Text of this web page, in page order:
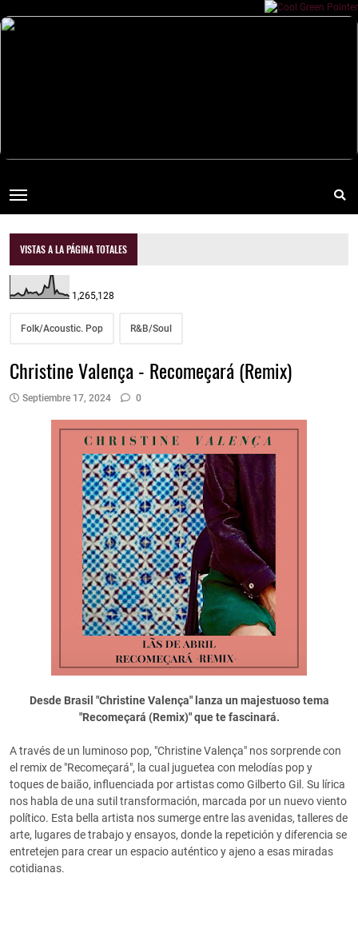
VISTAS A LA PÁGINA TOTALES
1,265,128
Folk/Acoustic. Pop R&B/Soul
Christine Valença - Recomeçará (Remix)
Septiembre 17, 2024 0
Desde Brasil "Christine Valença" lanza un majestuoso tema
"Recomeçará (Remix)" que te fascinará.
A través de un luminoso pop, "Christine Valença" nos sorprende con
el remix de "Recomeçará", la cual juguetea con melodías pop y
toques de baião, influenciada por artistas como Gilberto Gil. Su lírica
nos habla de una sutil transformación, marcada por un nuevo viento
político. Esta bella artista nos sumerge entre las avenidas, talleres de
arte, lugares de trabajo y ensayos, donde la repetición y diferencia se
entretejen para crear un espacio auténtico y ajeno a esas miradas
cotidianas.